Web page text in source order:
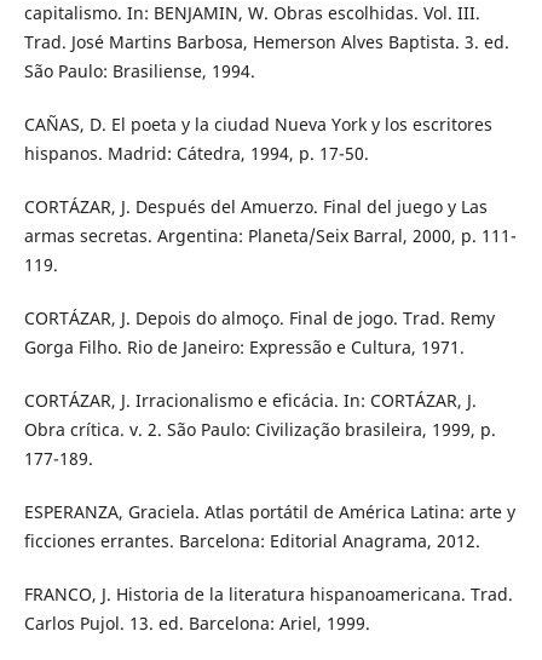
capitalismo. In: BENJAMIN, W. Obras escolhidas. Vol. III.
Trad. José Martins Barbosa, Hemerson Alves Baptista. 3. ed.
São Paulo: Brasiliense, 1994.
CAÑAS, D. El poeta y la ciudad Nueva York y los escritores
hispanos. Madrid: Cátedra, 1994, p. 17-50.
CORTÁZAR, J. Después del Amuerzo. Final del juego y Las
armas secretas. Argentina: Planeta/Seix Barral, 2000, p. 111-
119.
CORTÁZAR, J. Depois do almoço. Final de jogo. Trad. Remy
Gorga Filho. Rio de Janeiro: Expressão e Cultura, 1971.
CORTÁZAR, J. Irracionalismo e eficácia. In: CORTÁZAR, J.
Obra crítica. v. 2. São Paulo: Civilização brasileira, 1999, p.
177-189.
ESPERANZA, Graciela. Atlas portátil de América Latina: arte y
ficciones errantes. Barcelona: Editorial Anagrama, 2012.
FRANCO, J. Historia de la literatura hispanoamericana. Trad.
Carlos Pujol. 13. ed. Barcelona: Ariel, 1999.